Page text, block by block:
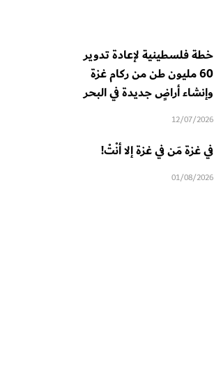
خطة فلسطينية لإعادة تدوير
60 مليون طن من ركام غزة
وإنشاء أراضٍ جديدة في البحر
12/07/2026
في غزة مَن في غزة إلا أنْتْ!
01/08/2026